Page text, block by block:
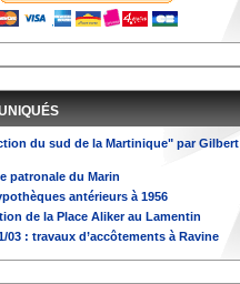
du sud de la Martinique" par Gilbert
patronale du Marin
antérieurs à 1956
de la Place Aliker au Lamentin
03 : travaux d’accôtements à Ravine